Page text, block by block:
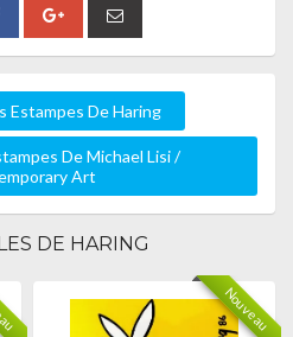
Estampes De Haring
De Michael Lisi /
Art
DE HARING
Nouveau